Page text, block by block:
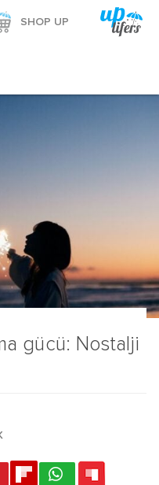
Reklamı Göster
Reklamı Gizle
SHOP UP
gücü: Nostalji